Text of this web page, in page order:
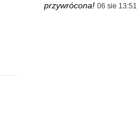
przywrócona! 06 sie 13:51